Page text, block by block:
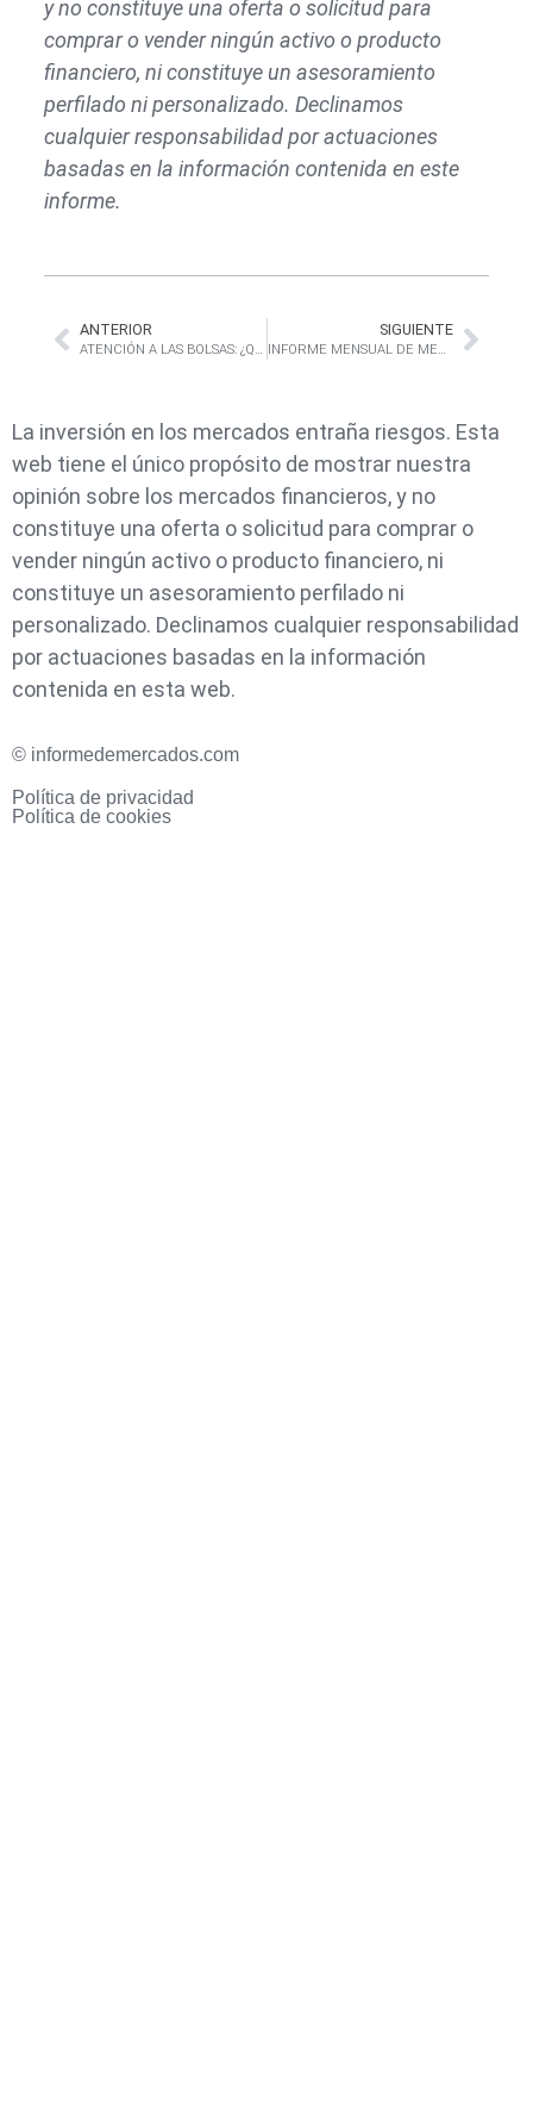
y no constituye una oferta o solicitud para
comprar o vender ningún activo o producto
financiero, ni constituye un asesoramiento
perfilado ni personalizado. Declinamos
cualquier responsabilidad por actuaciones
basadas en la información contenida en este
informe.
ANTERIOR
ATENCIÓN A LAS BOLSAS: ¿QUEDA MUCHO RECORRIDO A LA BAJA?
SIGUIENTE
INFORME MENSUAL DE MERCADOS DICIEMBRE 2025
La inversión en los mercados entraña riesgos. Esta
web tiene el único propósito de mostrar nuestra
opinión sobre los mercados financieros, y no
constituye una oferta o solicitud para comprar o
vender ningún activo o producto financiero, ni
constituye un asesoramiento perfilado ni
personalizado. Declinamos cualquier responsabilidad
por actuaciones basadas en la información
contenida en esta web.
© informedemercados.com
Política de privacidad
Política de cookies